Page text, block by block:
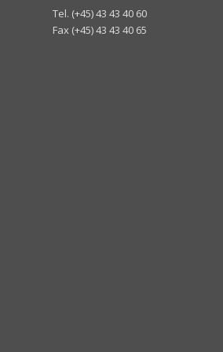
Tel. (+45) 43 43 40 60
Fax (+45) 43 43 40 65